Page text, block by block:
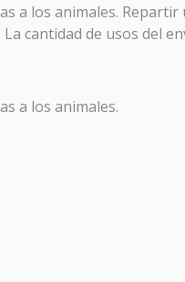
a los animales.
cantidad de usos del
a los animales.